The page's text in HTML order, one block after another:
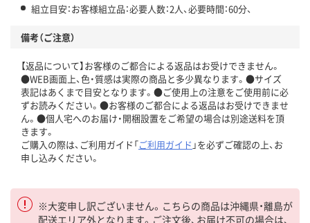
組立目安：お客様組立品：必要人数：2人、必要時間：60分、
備考（ご注意）
【返品について】お客様のご都合による返品はお受けできません。
●WEB画面上、色・質感は実際の商品と多少異なります。●サイズ
表記はあくまで目安となります。●ご使用上の注意をご使用前に必
ずお読みください。●お客様のご都合による返品はお受けできませ
ん。●個人宅へのお届け・開梱設置をご希望の場合は別途送料を頂
きます。
ご購入の際は、ご利用ガイド「ご利用ガイド 」を必ずご確認の上、お
申し込みください。
※大変申し訳ございません。こちらの商品は沖縄県・離島が
配送エリア外となります。ご注文後、お届け不可の場合は、